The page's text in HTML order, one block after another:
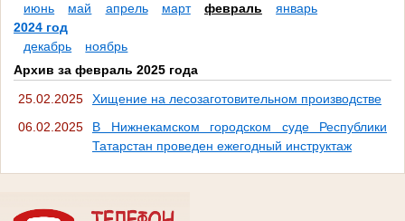
июнь
май апрель март февраль
январь
2024 год
декабрь
ноябрь
Архив за февраль 2025 года
25.02.2025
Хищение на лесозаготовительном производстве
06.02.2025
В Нижнекамском городском суде Республики
Татарстан проведен ежегодный инструктаж